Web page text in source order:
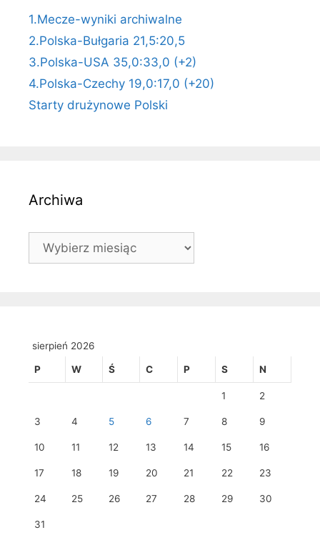
1.Mecze-wyniki archiwalne
2.Polska-Bułgaria 21,5:20,5
3.Polska-USA 35,0:33,0 (+2)
4.Polska-Czechy 19,0:17,0 (+20)
Starty drużynowe Polski
Archiwa
Archiwa
sierpień 2026
P W Ś C P S N
1 2
3 4 5 6 7 8 9
10 11 12 13 14 15 16
17 18 19 20 21 22 23
24 25 26 27 28 29 30
31